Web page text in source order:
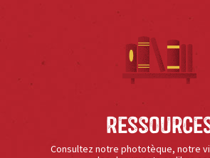
Consultez notre phototèque, notre